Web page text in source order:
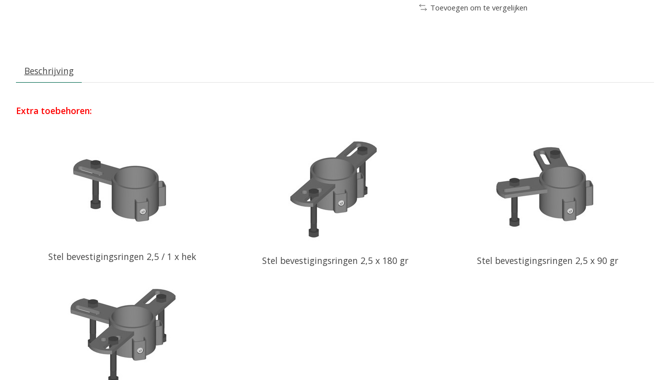
Toevoegen om te vergelijken
Beschrijving
Extra toebehoren:
Stel bevestigingsringen 2,5 / 1 x hek Stel bevestigingsringen 2,5 x 180 gr Stel bevestigingsringen 2,5 x 90 gr